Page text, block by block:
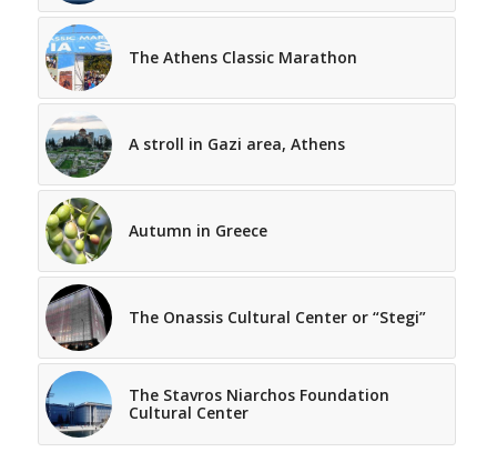
The Athens Classic Marathon
A stroll in Gazi area, Athens
Autumn in Greece
The Onassis Cultural Center or “Stegi”
The Stavros Niarchos Foundation
Cultural Center